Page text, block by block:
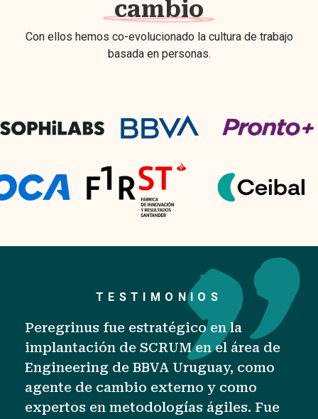
cambio
Con ellos hemos co-evolucionado la cultura de trabajo
basada en personas.
TESTIMONIOS
Peregrinus fue estratégico en la
implantación de SCRUM en el área de
Engineering de BBVA Uruguay, como
agente de cambio externo y como
expertos en metodologías ágiles. Fue